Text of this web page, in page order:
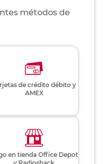
métodos de
de crédito débito y
AMEX
en tienda Office Depot